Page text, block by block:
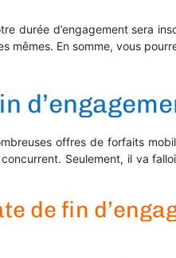
durée d’engagement sera
mêmes. En somme, vous
offres de forfaits
Seulement, il va
de fin